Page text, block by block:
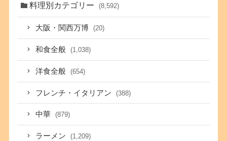
料理別カテゴリー (8,592)
大阪・関西万博 (20)
和食全般 (1,038)
洋食全般 (654)
フレンチ・イタリアン (388)
中華 (879)
ラーメン (1,209)